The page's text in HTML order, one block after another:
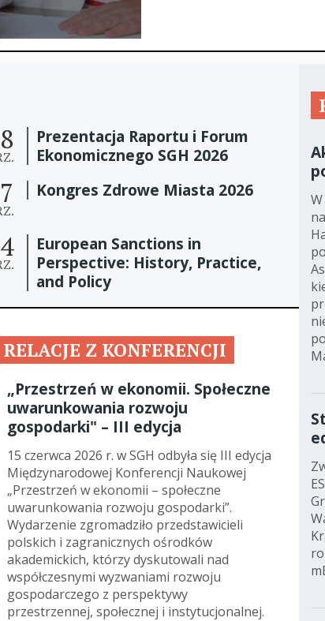
Prezentacja Raportu i Forum
Ekonomicznego SGH 2026
Kongres Zdrowe Miasta 2026
European Sanctions in
Perspective: History, Practice,
and Policy
RELACJE Z KONFERENCJI
„Przestrzeń w ekonomii. Społeczne
uwarunkowania rozwoju
gospodarki" – III edycja
15 czerwca 2026 r. w SGH odbyła się III edycja
Międzynarodowej Konferencji Naukowej
„Przestrzeń w ekonomii – społeczne
uwarunkowania rozwoju gospodarki”.
Wydarzenie zgromadziło przedstawicieli
polskich i zagranicznych ośrodków
akademickich, którzy dyskutowali nad
współczesnymi wyzwaniami rozwoju
gospodarczego z perspektywy
przestrzennej, społecznej i instytucjonalnej.